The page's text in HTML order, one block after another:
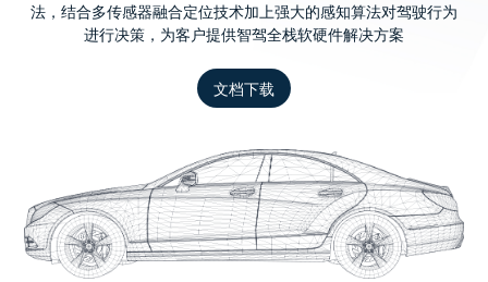
法，结合多传感器融合定位技术加上强大的感知算法对驾驶行为
进行决策，为客户提供智驾全栈软硬件解决方案
文档下载